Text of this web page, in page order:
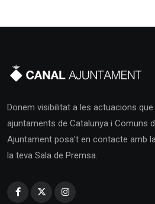
Donem visibilitat a les actuacions
ajuntaments de Catalunya i Comuns
Ajuntament posa't en contacte amb
la teva Sala de Premsa.